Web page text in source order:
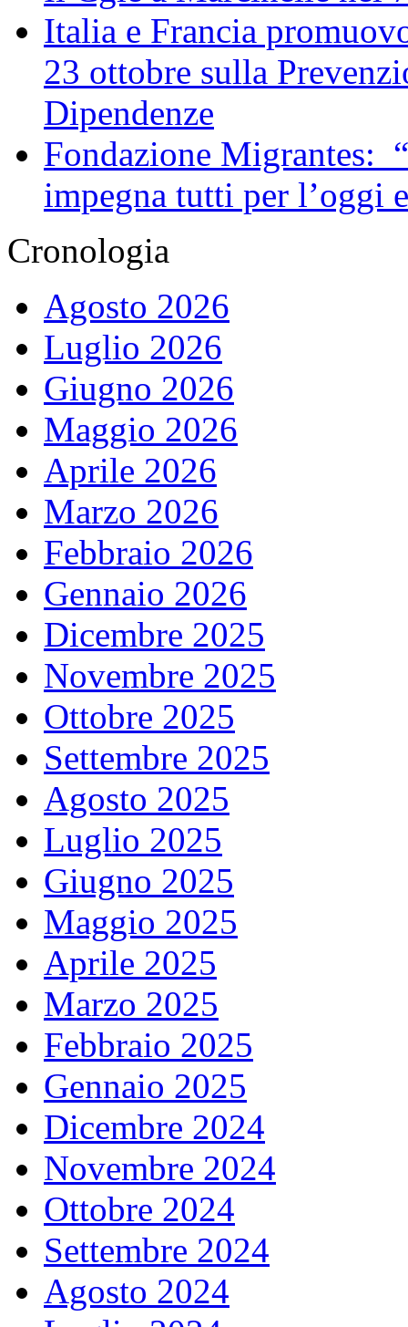
Italia e Francia
23 ottobre sulla
Dipendenze
Fondazione Migrantes:
impegna tutti per l’oggi
Cronologia
Agosto 2026
Luglio 2026
Giugno 2026
Maggio 2026
Aprile 2026
Marzo 2026
Febbraio 2026
Gennaio 2026
Dicembre 2025
Novembre 2025
Ottobre 2025
Settembre 2025
Agosto 2025
Luglio 2025
Giugno 2025
Maggio 2025
Aprile 2025
Marzo 2025
Febbraio 2025
Gennaio 2025
Dicembre 2024
Novembre 2024
Ottobre 2024
Settembre 2024
Agosto 2024